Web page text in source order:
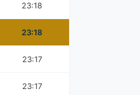
23:18
23:18
23:17
23:17